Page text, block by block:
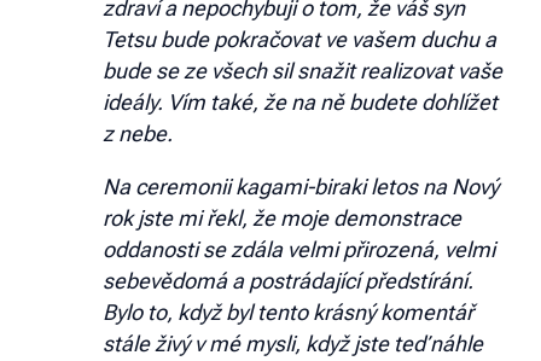
zdraví a nepochybuji o tom, že váš syn
Tetsu bude pokračovat ve vašem duchu a
bude se ze všech sil snažit realizovat vaše
ideály. Vím také, že na ně budete dohlížet
z nebe.
Na ceremonii kagami-biraki letos na Nový
rok jste mi řekl, že moje demonstrace
oddanosti se zdála velmi přirozená, velmi
sebevědomá a postrádající předstírání.
Bylo to, když byl tento krásný komentář
stále živý v mé mysli, když jste teď náhle